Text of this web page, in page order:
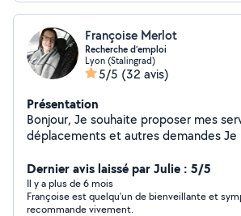
Françoise Merlot
Recherche d’emploi
Lyon (Stalingrad)
5/5 (32 avis)
Présentation
Bonjour, Je souhaite proposer mes services pour des
déplacements et autres demandes Je ne fais plus de
km de Villefranche sur Saône Françoise
Dernier avis laissé par Julie : 5/5
Il y a plus de 6 mois
Françoise est quelqu’un de bienveillante et
recommande vivement.